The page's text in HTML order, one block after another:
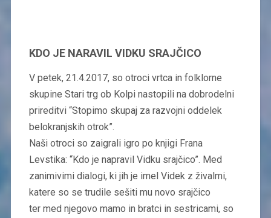
KDO JE NARAVIL VIDKU SRAJČICO
V petek, 21.4.2017, so otroci vrtca in folklorne
skupine Stari trg ob Kolpi nastopili na dobrodelni
prireditvi “Stopimo skupaj za razvojni oddelek
belokranjskih otrok”.
Naši otroci so zaigrali igro po knjigi Frana
Levstika: “Kdo je napravil Vidku srajčico”. Med
zanimivimi dialogi, ki jih je imel Videk z živalmi,
katere so se trudile sešiti mu novo srajčico
ter med njegovo mamo in bratci in sestricami, so